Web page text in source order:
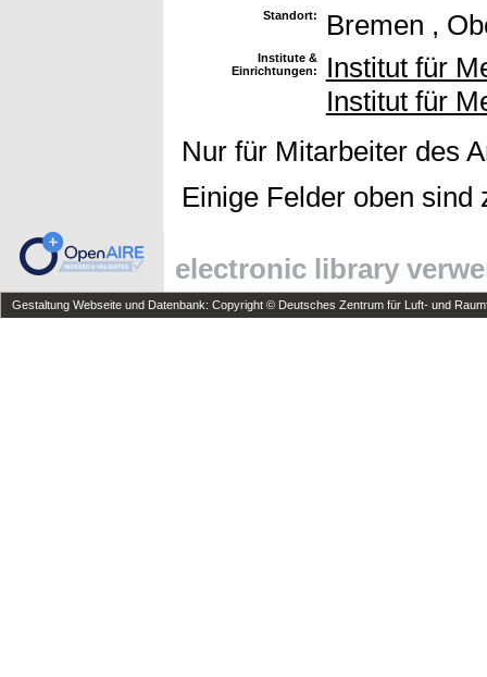
Standort: Bremen ,
Institute &
Einrichtungen:
Institut für
Institut für
Nur für Mitarbeiter des
Einige Felder oben
electronic library
Gestaltung Webseite und Datenbank: Copyright © Deutsches Zentrum für Luft- und